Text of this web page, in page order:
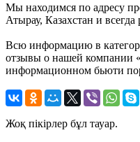
Мы находимся по адресу
Атырау, Казахстан и
Всю информацию в
отзывы о нашей компании
информационном бьюти
Жоқ пікірлер бұл тауар.